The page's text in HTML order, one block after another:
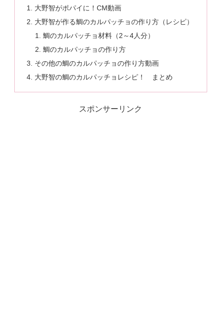
大野智がポパイに！CM動画
大野智が作る鯛のカルパッチョの作り方（レシピ）
鯛のカルパッチョ材料（2～4人分）
鯛のカルパッチョの作り方
その他の鯛のカルパッチョの作り方動画
大野智の鯛のカルパッチョレシピ！ まとめ
スポンサーリンク